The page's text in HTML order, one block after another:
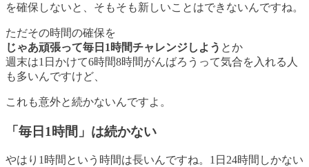
を確保しないと、そもそも新しいことはできないんですね。
ただその時間の確保を
じゃあ頑張って毎日1時間チャレンジしよう とか
週末は1日かけて6時間8時間がんばろうって気合を入れる人
も多いんですけど、
これも意外と続かないんですよ。
「毎日1時間」は続かない
やはり1時間という時間は長いんですね。1日24時間しかない